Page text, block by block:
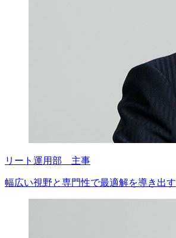
リート運用部 主事
幅広い視野と専門性で最適解を導き出す